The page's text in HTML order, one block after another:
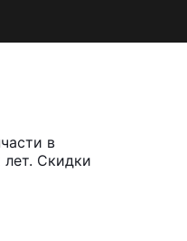
в
Скидки